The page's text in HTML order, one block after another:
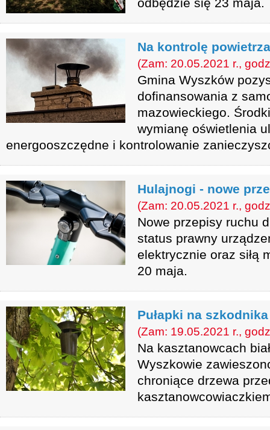
Na kontrolę
(Zam: 20.05.2021 r.,
Gmina Wyszków
dofinansowania z
mazowieckiego.
wymianę oświetlenia
energooszczędne i kontrolowanie
Hulajnogi - nowe
(Zam: 20.05.2021 r.,
Nowe przepisy ruchu
status prawny
elektrycznie oraz siłą
20 maja.
Pułapki na szkodnika
(Zam: 19.05.2021 r.,
Na kasztanowcach
Wyszkowie
chroniące drzewa